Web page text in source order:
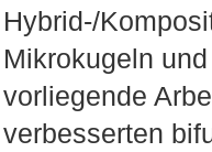
Hybrid-/
Mikrokugeln
vorliegende
verbesserten